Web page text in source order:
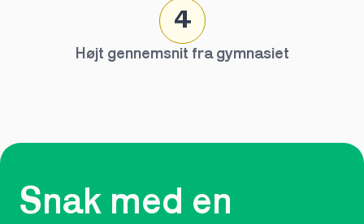
4
Højt gennemsnit fra gymnasiet
Snak med en